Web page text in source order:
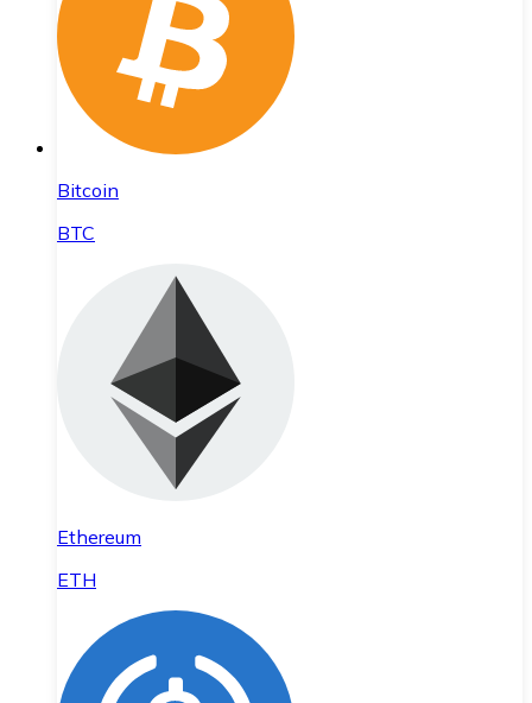
Bitcoin
BTC
Ethereum
ETH